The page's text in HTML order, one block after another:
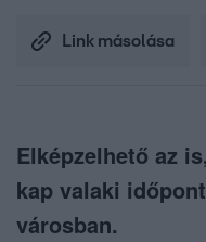
Link másolása
Elképzelhető az
kap valaki
városban.